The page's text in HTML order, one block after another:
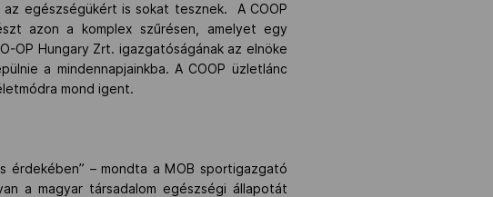
egészségükért is sokat tesznek. A COOP
azon a komplex szűrésen, amelyet egy
OP Hungary Zrt. igazgatóságának az elnöke
a mindennapjainkba. A COOP üzletlánc
mond igent.
érdekében” – mondta a MOB sportigazgató
a magyar társadalom egészségi állapotát